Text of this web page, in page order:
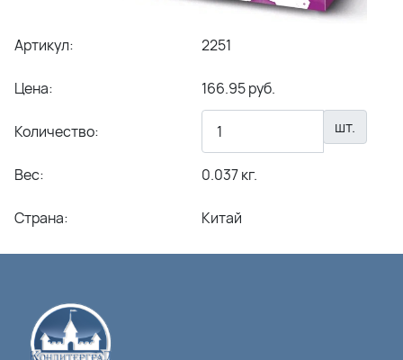
Артикул: 2251
Цена: 166.95 руб.
Количество: шт.
Вес: 0.037 кг.
Страна: Китай